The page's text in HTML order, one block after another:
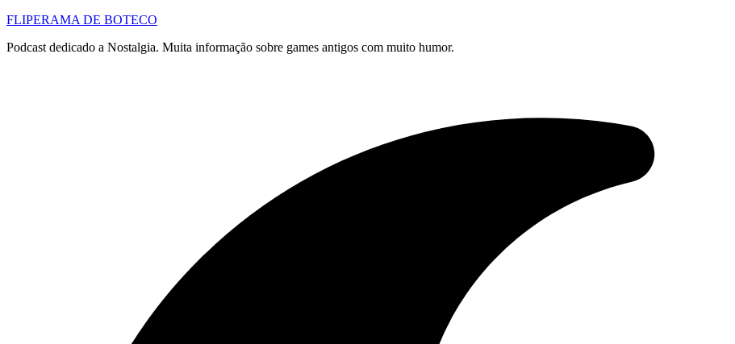
FLIPERAMA DE BOTECO
Podcast dedicado a Nostalgia. Muita informação sobre games antigos com muito humor.